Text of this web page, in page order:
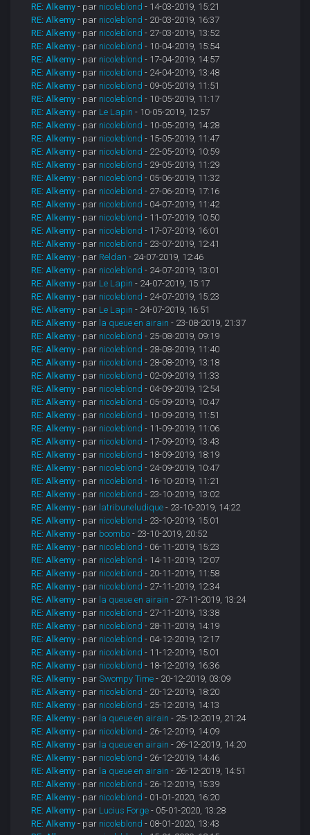
RE: Alkemy - par nicoleblond - 14-03-2019, 15:21
RE: Alkemy - par nicoleblond - 20-03-2019, 16:37
RE: Alkemy - par nicoleblond - 27-03-2019, 13:52
RE: Alkemy - par nicoleblond - 10-04-2019, 15:54
RE: Alkemy - par nicoleblond - 17-04-2019, 14:57
RE: Alkemy - par nicoleblond - 24-04-2019, 13:48
RE: Alkemy - par nicoleblond - 09-05-2019, 11:51
RE: Alkemy - par nicoleblond - 10-05-2019, 11:17
RE: Alkemy - par Le Lapin - 10-05-2019, 12:57
RE: Alkemy - par nicoleblond - 10-05-2019, 14:28
RE: Alkemy - par nicoleblond - 15-05-2019, 11:47
RE: Alkemy - par nicoleblond - 22-05-2019, 10:59
RE: Alkemy - par nicoleblond - 29-05-2019, 11:29
RE: Alkemy - par nicoleblond - 05-06-2019, 11:32
RE: Alkemy - par nicoleblond - 27-06-2019, 17:16
RE: Alkemy - par nicoleblond - 04-07-2019, 11:42
RE: Alkemy - par nicoleblond - 11-07-2019, 10:50
RE: Alkemy - par nicoleblond - 17-07-2019, 16:01
RE: Alkemy - par nicoleblond - 23-07-2019, 12:41
RE: Alkemy - par Reldan - 24-07-2019, 12:46
RE: Alkemy - par nicoleblond - 24-07-2019, 13:01
RE: Alkemy - par Le Lapin - 24-07-2019, 15:17
RE: Alkemy - par nicoleblond - 24-07-2019, 15:23
RE: Alkemy - par Le Lapin - 24-07-2019, 16:51
RE: Alkemy - par la queue en airain - 23-08-2019, 21:37
RE: Alkemy - par nicoleblond - 25-08-2019, 09:19
RE: Alkemy - par nicoleblond - 28-08-2019, 11:40
RE: Alkemy - par nicoleblond - 28-08-2019, 13:18
RE: Alkemy - par nicoleblond - 02-09-2019, 11:33
RE: Alkemy - par nicoleblond - 04-09-2019, 12:54
RE: Alkemy - par nicoleblond - 05-09-2019, 10:47
RE: Alkemy - par nicoleblond - 10-09-2019, 11:51
RE: Alkemy - par nicoleblond - 11-09-2019, 11:06
RE: Alkemy - par nicoleblond - 17-09-2019, 13:43
RE: Alkemy - par nicoleblond - 18-09-2019, 18:19
RE: Alkemy - par nicoleblond - 24-09-2019, 10:47
RE: Alkemy - par nicoleblond - 16-10-2019, 11:21
RE: Alkemy - par nicoleblond - 23-10-2019, 13:02
RE: Alkemy - par latribuneludique - 23-10-2019, 14:22
RE: Alkemy - par nicoleblond - 23-10-2019, 15:01
RE: Alkemy - par boombo - 23-10-2019, 20:52
RE: Alkemy - par nicoleblond - 06-11-2019, 15:23
RE: Alkemy - par nicoleblond - 14-11-2019, 12:07
RE: Alkemy - par nicoleblond - 20-11-2019, 11:58
RE: Alkemy - par nicoleblond - 27-11-2019, 12:34
RE: Alkemy - par la queue en airain - 27-11-2019, 13:24
RE: Alkemy - par nicoleblond - 27-11-2019, 13:38
RE: Alkemy - par nicoleblond - 28-11-2019, 14:19
RE: Alkemy - par nicoleblond - 04-12-2019, 12:17
RE: Alkemy - par nicoleblond - 11-12-2019, 15:01
RE: Alkemy - par nicoleblond - 18-12-2019, 16:36
RE: Alkemy - parSwompy Time - 20-12-2019, 03:09
RE: Alkemy - par nicoleblond - 20-12-2019, 18:20
RE: Alkemy - par nicoleblond - 25-12-2019, 14:13
RE: Alkemy - par la queue en airain - 25-12-2019, 21:24
RE: Alkemy - par nicoleblond - 26-12-2019, 14:09
RE: Alkemy - par la queue en airain - 26-12-2019, 14:20
RE: Alkemy - par nicoleblond - 26-12-2019, 14:46
RE: Alkemy - par la queue en airain - 26-12-2019, 14:51
RE: Alkemy - par nicoleblond - 26-12-2019, 15:39
RE: Alkemy - par nicoleblond - 01-01-2020, 16:20
RE: Alkemy - par Lucius Forge - 05-01-2020, 13:28
RE: Alkemy - par nicoleblond - 08-01-2020, 13:43